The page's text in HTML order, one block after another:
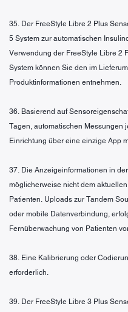
35. Der FreeStyle Libre 2 Plus
5 System zur automatischen
Verwendung der FreeStyle Libre 2
System können Sie den im
Produktinformationen entnehmen.
36. Basierend auf
Tagen, automatischen Messungen
Einrichtung über eine einzige App
37. Die Anzeigeinformationen in
möglicherweise nicht dem
Patienten. Uploads zur Tandem
oder mobile Datenverbindung,
Fernüberwachung von Patienten
38. Eine Kalibrierung oder
erforderlich.
39. Der FreeStyle Libre 3 Plus